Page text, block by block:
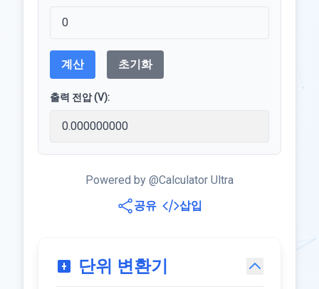
계산 초기화
출력 전압 (V):
Powered by @Calculator Ultra
공유
삽입
단위 변환기